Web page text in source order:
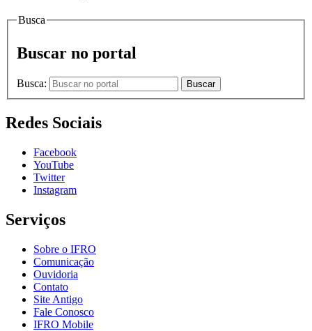
Busca
Buscar no portal
Busca: Buscar
Redes Sociais
Facebook
YouTube
Twitter
Instagram
Serviços
Sobre o IFRO
Comunicação
Ouvidoria
Contato
Site Antigo
Fale Conosco
IFRO Mobile